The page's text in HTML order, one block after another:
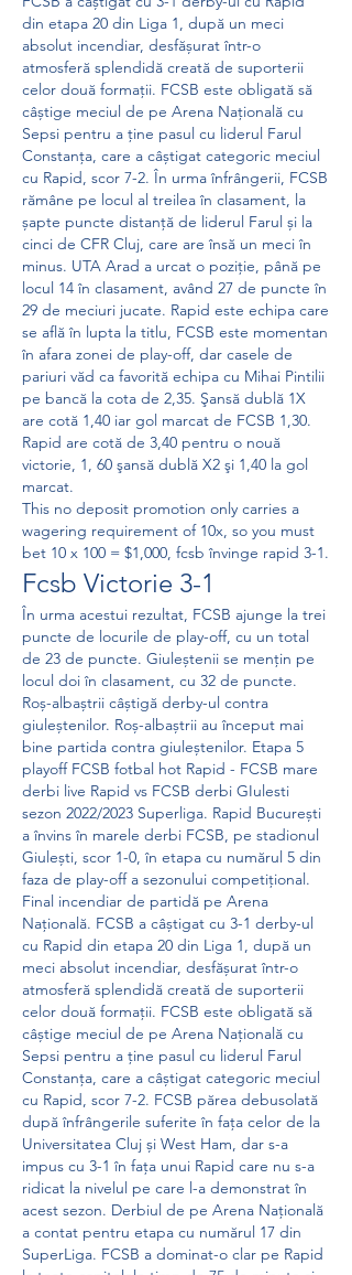
din etapa 20 din Liga 1, după un meci
absolut incendiar, desfășurat într-o
atmosferă splendidă creată de suporterii
celor două formații. FCSB este obligată să
câștige meciul de pe Arena Națională cu
Sepsi pentru a ține pasul cu liderul Farul
Constanța, care a câștigat categoric meciul
cu Rapid, scor 7-2. În urma înfrângerii, FCSB
rămâne pe locul al treilea în clasament, la
șapte puncte distanță de liderul Farul și la
cinci de CFR Cluj, care are însă un meci în
minus. UTA Arad a urcat o poziție, până pe
locul 14 în clasament, având 27 de puncte în
29 de meciuri jucate. Rapid este echipa care
se află în lupta la titlu, FCSB este momentan
în afara zonei de play-off, dar casele de
pariuri văd ca favorită echipa cu Mihai Pintilii
pe bancă la cota de 2,35. Şansă dublă 1X
are cotă 1,40 iar gol marcat de FCSB 1,30.
Rapid are cotă de 3,40 pentru o nouă
victorie, 1, 60 şansă dublă X2 şi 1,40 la gol
marcat.
This no deposit promotion only carries a
wagering requirement of 10x, so you must
bet 10 x 100 = $1,000, fcsb învinge rapid 3-1.
Fcsb Victorie 3-1
În urma acestui rezultat, FCSB ajunge la trei
puncte de locurile de play-off, cu un total
de 23 de puncte. Giuleștenii se mențin pe
locul doi în clasament, cu 32 de puncte.
Roș-albaștrii câștigă derby-ul contra
giuleștenilor. Roș-albaștrii au început mai
bine partida contra giuleștenilor. Etapa 5
playoff FCSB fotbal hot Rapid - FCSB mare
derbi live Rapid vs FCSB derbi GIulesti
sezon 2022/2023 Superliga. Rapid București
a învins în marele derbi FCSB, pe stadionul
Giulești, scor 1-0, în etapa cu numărul 5 din
faza de play-off a sezonului competițional.
Final incendiar de partidă pe Arena
Națională. FCSB a câștigat cu 3-1 derby-ul
cu Rapid din etapa 20 din Liga 1, după un
meci absolut incendiar, desfășurat într-o
atmosferă splendidă creată de suporterii
celor două formații. FCSB este obligată să
câștige meciul de pe Arena Națională cu
Sepsi pentru a ține pasul cu liderul Farul
Constanța, care a câștigat categoric meciul
cu Rapid, scor 7-2. FCSB părea debusolată
după înfrângerile suferite în fața celor de la
Universitatea Cluj și West Ham, dar s-a
impus cu 3-1 în fața unui Rapid care nu s-a
ridicat la nivelul pe care l-a demonstrat în
acest sezon. Derbiul de pe Arena Națională
a contat pentru etapa cu numărul 17 din
SuperLiga. FCSB a dominat-o clar pe Rapid